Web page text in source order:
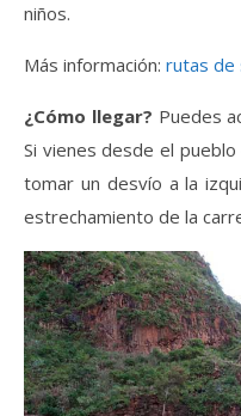
niños.
Más información: rutas de
¿Cómo llegar? Puedes
Si vienes desde el
tomar un desvío a la
estrechamiento de la